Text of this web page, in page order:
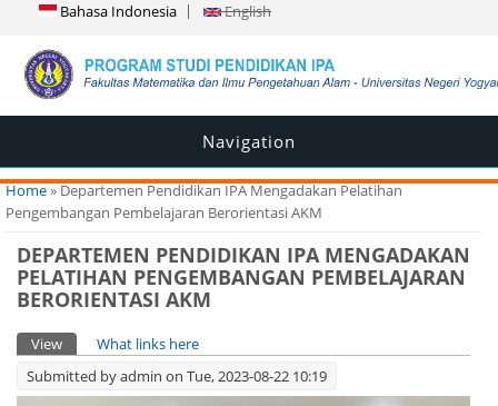
Bahasa Indonesia English
Navigation
You are here
Home» Departemen Pendidikan IPA Mengadakan Pelatihan
Pengembangan Pembelajaran Berorientasi AKM
DEPARTEMEN PENDIDIKAN IPA MENGADAKAN
PELATIHAN PENGEMBANGAN PEMBELAJARAN
BERORIENTASI AKM
Primary tabs
View (active tab)
What links here
Submitted byadmin on Tue, 2023-08-22 10:19